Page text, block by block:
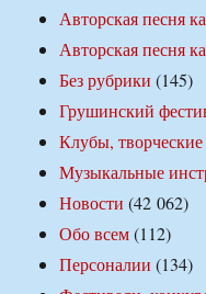
Авторская песня
Авторская песня
Без рубрики (145)
Грушинский
Клубы,
Музыкальные
Новости (42 062)
Обо всем(112)
Персоналии (134)